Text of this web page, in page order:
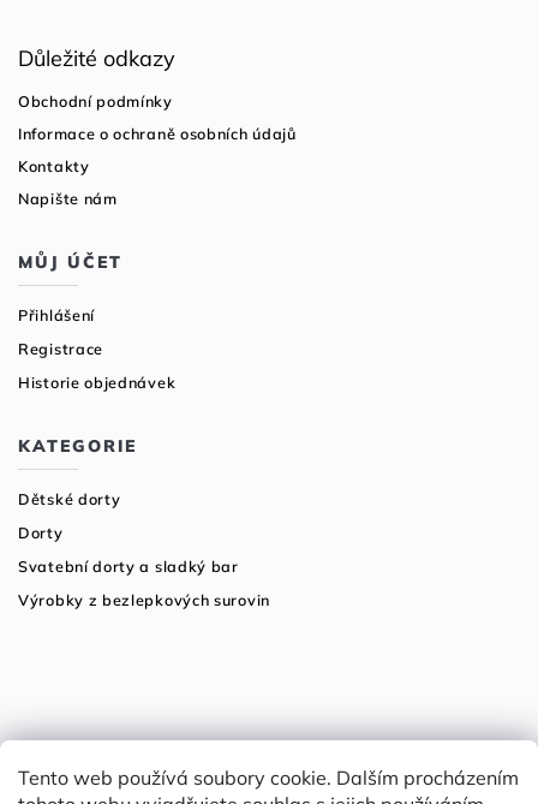
Tento web používá soubory cookie. Dalším procházením
Důležité odkazy
Obchodní podmínky
Informace o ochraně osobních údajů
Kontakty
Napište nám
MŮJ ÚČET
Přihlášení
Registrace
Historie objednávek
KATEGORIE
Dětské dorty
Dorty
Svatební dorty a sladký bar
Výrobky z bezlepkových surovin